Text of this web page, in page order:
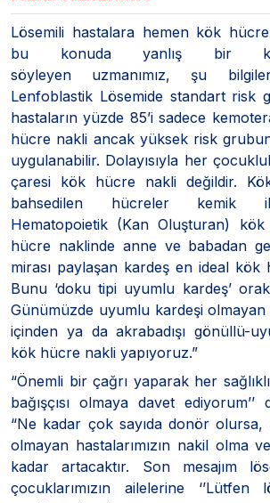
Lösemili hastalara hemen kök hücre
bu konuda yanlış bir
söyleyen uzmanımız, şu
Lenfoblastik Lösemide standart risk
hastaların yüzde 85’i sadece
hücre nakli ancak yüksek risk
uygulanabilir. Dolayısıyla her
çaresi kök hücre nakli değildir.
bahsedilen hücreler kemik
Hematopoietik (Kan Oluşturan)
hücre naklinde anne ve babadan
mirası paylaşan kardeş en ideal
Bunu ‘doku tipi uyumlu kardeş’
Günümüzde uyumlu kardeşi olmayan
içinden ya da akrabadışı gönüllü-
kök hücre nakli yapıyoruz.”
“Önemli bir çağrı yaparak her
bağışçısı olmaya davet ediyorum’’
“Ne kadar çok sayıda donör olursa,
olmayan hastalarımızın nakil olma
kadar artacaktır. Son mesajım
çocuklarımızın ailelerine ‘’Lütfen